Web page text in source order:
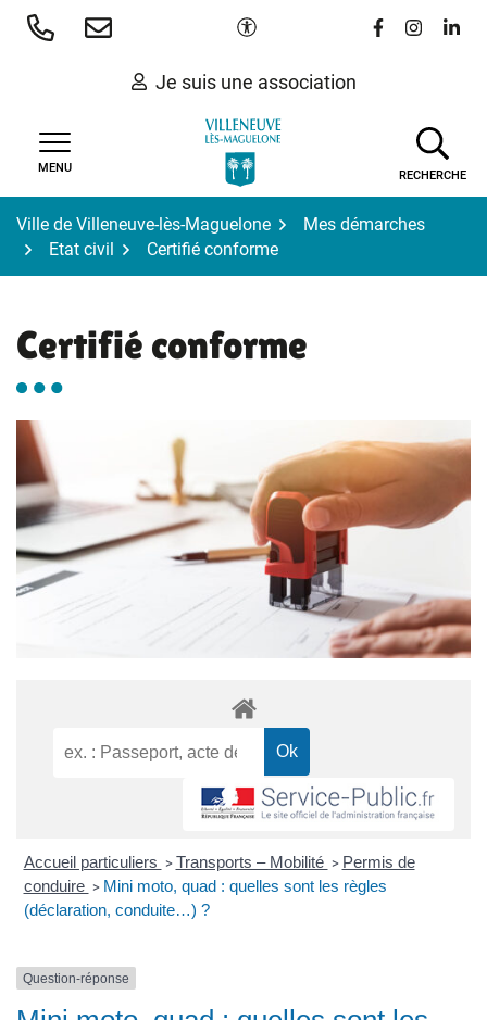
Aller
Paramètres d'accessibilité
Lien vers le
Lien vers
Lien
Je suis une association
MENU
RECHERCHE
Ville de Villeneuve-lès-Maguelone
Mes démarches
Etat civil
Certifié conforme
Certifié conforme
Accueil particuliers > Transports – Mobilité > Permis de
conduire > Mini moto, quad : quelles sont les règles
(déclaration, conduite…) ?
Question-réponse